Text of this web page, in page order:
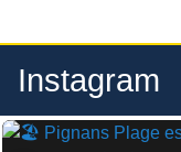
Instagram